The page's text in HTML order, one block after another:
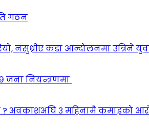
गठन
नसुध्रीए कडा आन्दोलनमा उत्रिने
जना नियन्त्रणमा
अवकाशअघि ३ महिनामै कमाइको